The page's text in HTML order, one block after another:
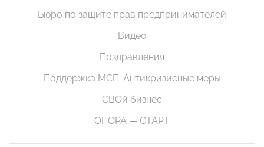
Бюро по защите прав предпринимателей
Видео
Поздравления
Поддержка МСП. Антикризисные меры
СВОй бизнес
ОПОРА — СТАРТ